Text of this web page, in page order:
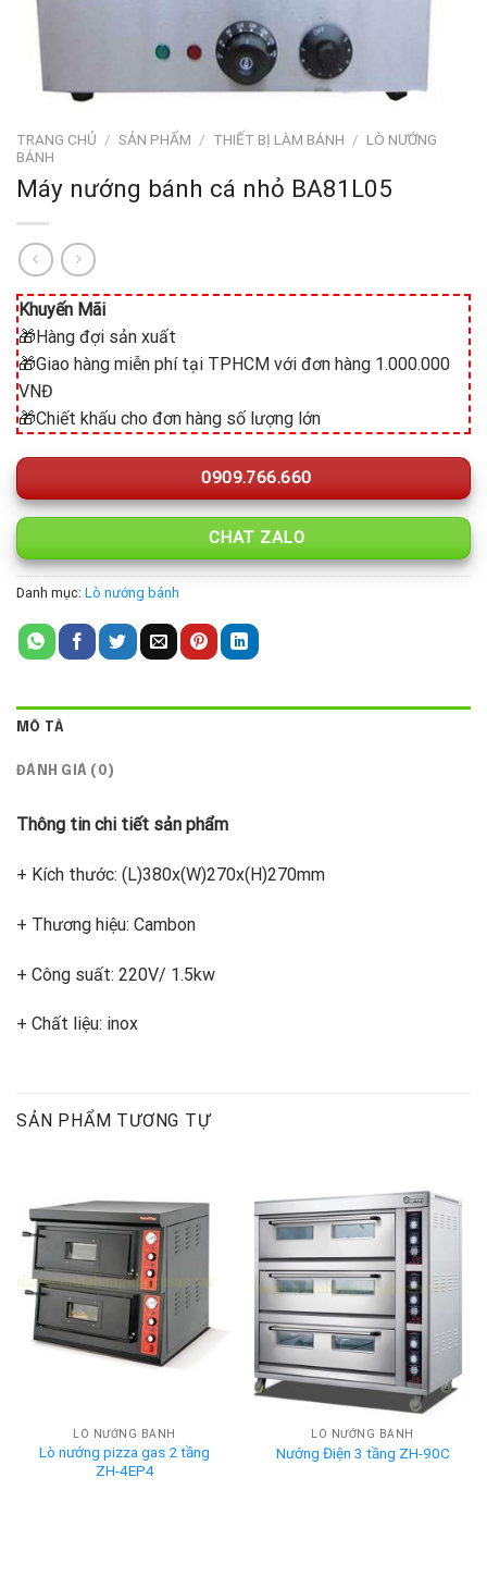
TRANG CHỦ / SẢN PHẨM / THIẾT BỊ LÀM BÁNH / LÒ NƯỚNG
BÁNH
Máy nướng bánh cá nhỏ BA81L05
Khuyến Mãi
🎁Hàng đợi sản xuất
🎁Giao hàng miễn phí tại TPHCM với đơn hàng 1.000.000
VNĐ
🎁Chiết khấu cho đơn hàng số lượng lớn
0909.766.660
CHAT ZALO
Danh mục: Lò nướng bánh
MÔ TẢ
ĐÁNH GIÁ (0)
Thông tin chi tiết sản phẩm
+ Kích thước: (L)380x(W)270x(H)270mm
+ Thương hiệu: Cambon
+ Công suất: 220V/ 1.5kw
+ Chất liệu: inox
SẢN PHẨM TƯƠNG TỰ
LÒ NƯỚNG BÁNH
Lò nướng pizza gas 2 tầng
ZH-4EP4
LÒ NƯỚNG BÁNH
Nướng Điện 3 tầng ZH-90C